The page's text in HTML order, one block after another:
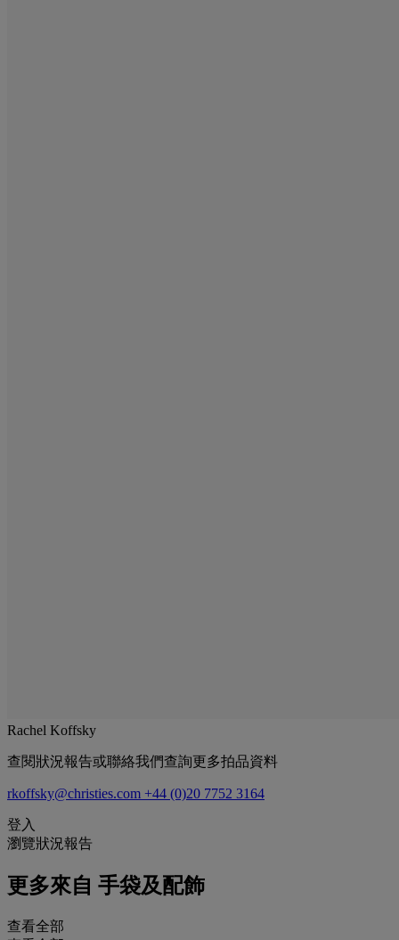
Rachel Koffsky
查閱狀況報告或聯絡我們查詢更多拍品資料
rkoffsky@christies.com +44 (0)20 7752 3164
登入
瀏覽狀況報告
更多來自 手袋及配飾
查看全部